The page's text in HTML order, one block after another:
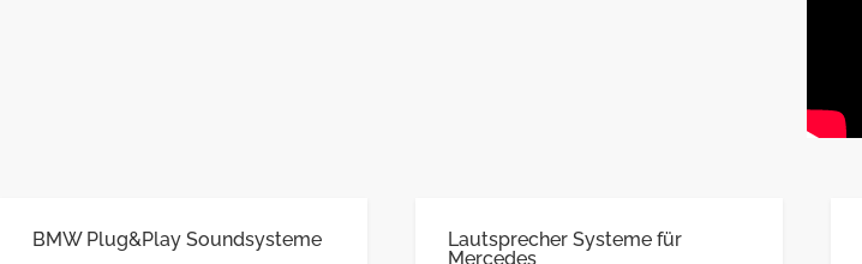
BMW Plug&Play Soundsysteme
Lautsprecher Systeme für
Mercedes